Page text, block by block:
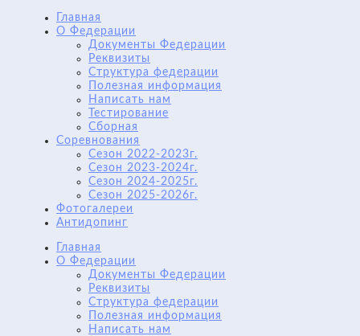
Главная
О Федерации
Документы Федерации
Реквизиты
Структура федерации
Полезная информация
Написать нам
Тестирование
Сборная
Соревнования
Сезон 2022-2023г.
Сезон 2023-2024г.
Сезон 2024-2025г.
Сезон 2025-2026г.
Фотогалереи
Антидопинг
Главная
О Федерации
Документы Федерации
Реквизиты
Структура федерации
Полезная информация
Написать нам